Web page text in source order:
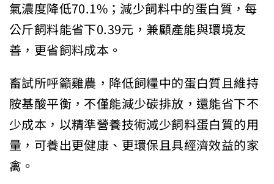
氣濃度降低70.1%；減少飼料中的蛋白質，每
公斤飼料能省下0.39元，兼顧產能與環境友
善，更省飼料成本。
畜試所呼籲雞農，降低飼糧中的蛋白質且維持
胺基酸平衡，不僅能減少碳排放，還能省下不
少成本，以精準營養技術減少飼料蛋白質的用
量，可養出更健康、更環保且具經濟效益的家
禽。